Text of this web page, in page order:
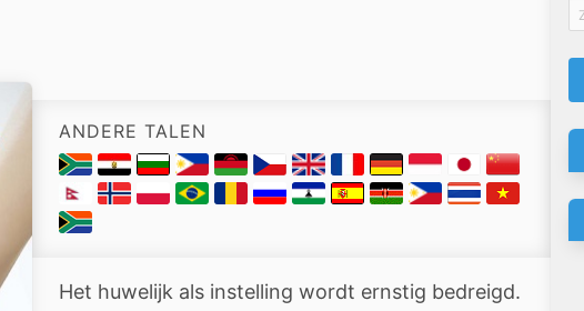
ANDERE TALEN
Het huwelijk als instelling wordt ernstig bedreigd.